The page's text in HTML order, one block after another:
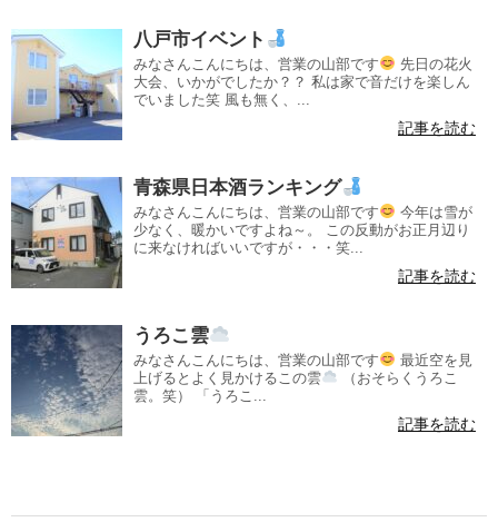
八戸市イベント
みなさんこんにちは、営業の山部です
先日の花火
大会、いかがでしたか？？ 私は家で音だけを楽しん
でいました笑 風も無く、...
記事を読む
青森県日本酒ランキング
みなさんこんにちは、営業の山部です
今年は雪が
少なく、暖かいですよね～。 この反動がお正月辺り
に来なければいいですが・・・笑...
記事を読む
うろこ雲
みなさんこんにちは、営業の山部です
最近空を見
上げるとよく見かけるこの雲
（おそらくうろこ
雲。笑） 「うろこ...
記事を読む